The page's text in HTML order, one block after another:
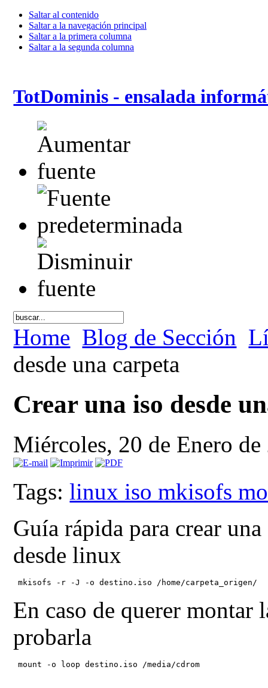
Saltar al contenido
Saltar a la navegación principal
Saltar a la primera columna
Saltar a la segunda columna
TotDominis - ensalada
Home Blog de Sección
desde una carpeta
Crear una iso desde
Miércoles, 20 de Enero
Tags:linux iso mkisofs
Guía rápida para crear
desde linux
mkisofs -r -J -o destino.iso /home/carpeta_origen/
En caso de querer montar
probarla
mount -o loop destino.iso /media/cdrom